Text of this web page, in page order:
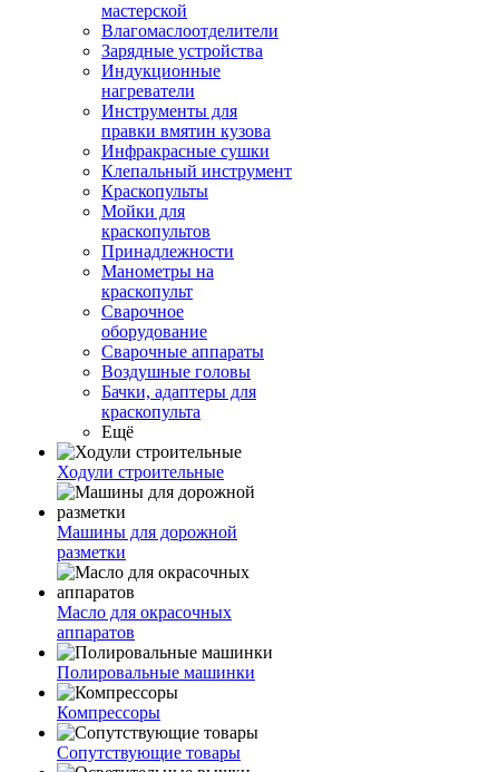
мастерской
Влагомаслоотделители
Зарядные устройства
Индукционные
нагреватели
Инструменты для
правки вмятин кузова
Инфракрасные сушки
Клепальный инструмент
Краскопульты
Мойки для
краскопультов
Принадлежности
Манометры на
краскопульт
Сварочное
оборудование
Сварочные аппараты
Воздушные головы
Бачки, адаптеры для
краскопульта
Ещё
Ходули строительные
Машины для дорожной
разметки
Масло для окрасочных
аппаратов
Полировальные машинки
Компрессоры
Сопутствующие товары